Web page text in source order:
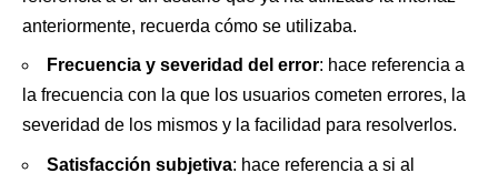
anteriormente, recuerda cómo se utilizaba.
Frecuencia y severidad del error: hace referencia a
la frecuencia con la que los usuarios cometen errores, la
severidad de los mismos y la facilidad para resolverlos.
Satisfacción subjetiva: hace referencia a si al